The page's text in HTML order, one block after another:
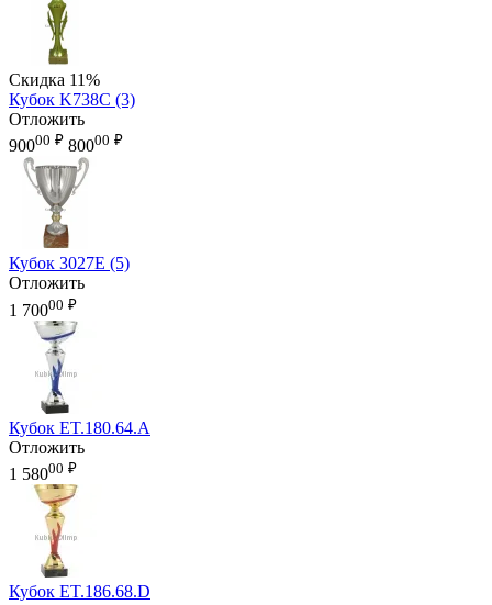
Скидка 11%
Кубок K738C (3)
Отложить
90000 ₽ 80000 ₽
Кубок 3027E (5)
Отложить
1 70000 ₽
Кубок ET.180.64.A
Отложить
1 58000 ₽
Кубок ET.186.68.D